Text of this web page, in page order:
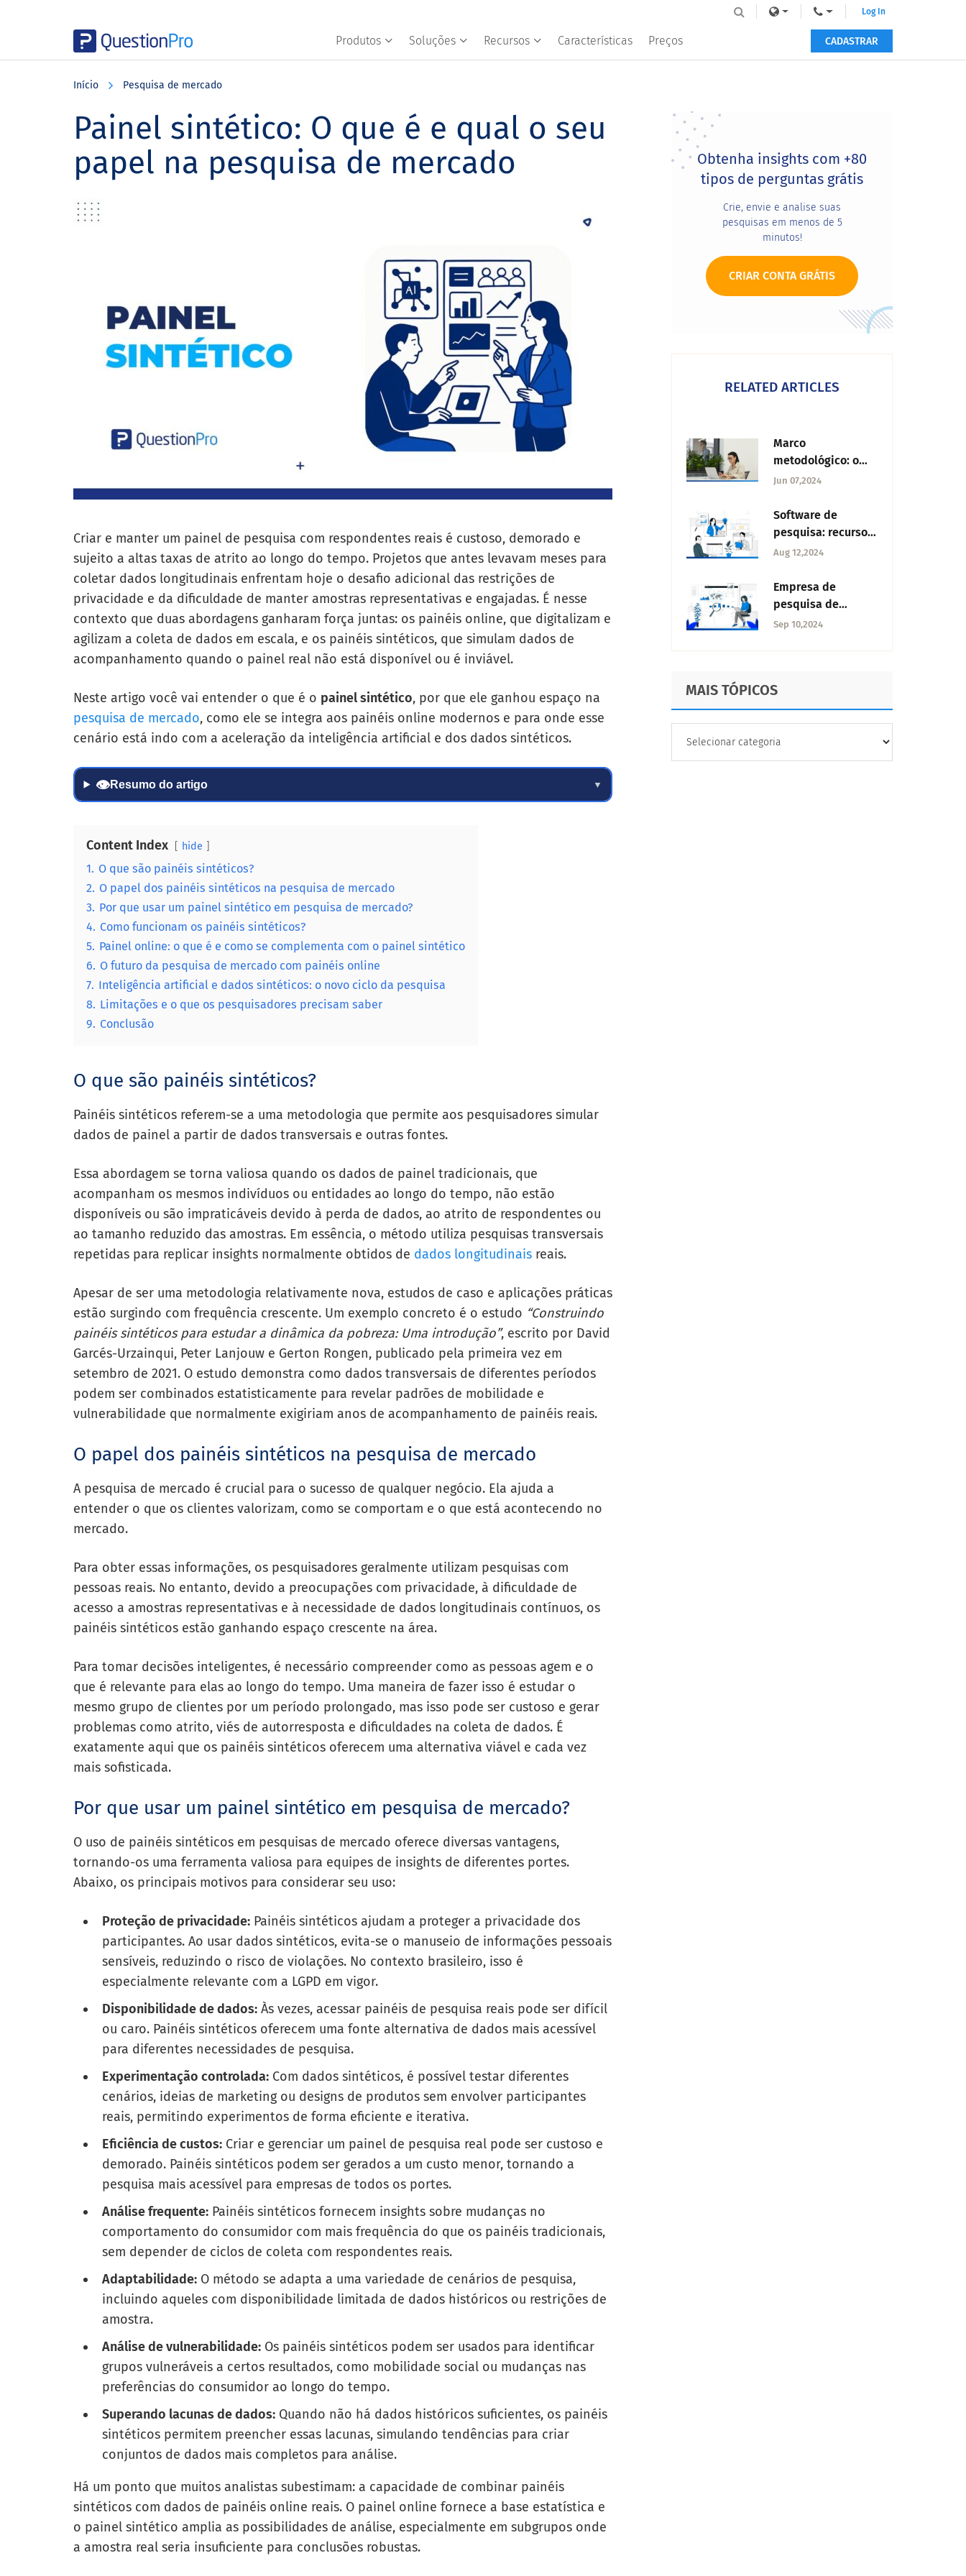
Produtos Soluções Recursos Características Preços
Log In
CADASTRAR
Início Pesquisa de mercado
Painel sintético: O que é e qual o seu
papel na pesquisa de mercado
Criar e manter um painel de pesquisa com respondentes reais é custoso, demorado e
sujeito a altas taxas de atrito ao longo do tempo. Projetos que antes levavam meses para
coletar dados longitudinais enfrentam hoje o desafio adicional das restrições de
privacidade e da dificuldade de manter amostras representativas e engajadas. É nesse
contexto que duas abordagens ganharam força juntas: os painéis online, que digitalizam e
agilizam a coleta de dados em escala, e os painéis sintéticos, que simulam dados de
acompanhamento quando o painel real não está disponível ou é inviável.
Neste artigo você vai entender o que é o painel sintético, por que ele ganhou espaço na
pesquisa de mercado, como ele se integra aos painéis online modernos e para onde esse
cenário está indo com a aceleração da inteligência artificial e dos dados sintéticos.
👁Resumo do artigo ▼
Content Index hide
1. O que são painéis sintéticos?
2. O papel dos painéis sintéticos na pesquisa de mercado
3. Por que usar um painel sintético em pesquisa de mercado?
4. Como funcionam os painéis sintéticos?
5. Painel online: o que é e como se complementa com o painel sintético
6. O futuro da pesquisa de mercado com painéis online
7. Inteligência artificial e dados sintéticos: o novo ciclo da pesquisa
8. Limitações e o que os pesquisadores precisam saber
9. Conclusão
O que são painéis sintéticos?
Painéis sintéticos referem-se a uma metodologia que permite aos pesquisadores simular
dados de painel a partir de dados transversais e outras fontes.
Essa abordagem se torna valiosa quando os dados de painel tradicionais, que
acompanham os mesmos indivíduos ou entidades ao longo do tempo, não estão
disponíveis ou são impraticáveis devido à perda de dados, ao atrito de respondentes ou
ao tamanho reduzido das amostras. Em essência, o método utiliza pesquisas transversais
repetidas para replicar insights normalmente obtidos de dados longitudinais reais.
Apesar de ser uma metodologia relativamente nova, estudos de caso e aplicações práticas
estão surgindo com frequência crescente. Um exemplo concreto é o estudo “Construindo
painéis sintéticos para estudar a dinâmica da pobreza: Uma introdução”, escrito por David
Garcés-Urzainqui, Peter Lanjouw e Gerton Rongen, publicado pela primeira vez em
setembro de 2021. O estudo demonstra como dados transversais de diferentes períodos
podem ser combinados estatisticamente para revelar padrões de mobilidade e
vulnerabilidade que normalmente exigiriam anos de acompanhamento de painéis reais.
O papel dos painéis sintéticos na pesquisa de mercado
A pesquisa de mercado é crucial para o sucesso de qualquer negócio. Ela ajuda a
entender o que os clientes valorizam, como se comportam e o que está acontecendo no
mercado.
Para obter essas informações, os pesquisadores geralmente utilizam pesquisas com
pessoas reais. No entanto, devido a preocupações com privacidade, à dificuldade de
acesso a amostras representativas e à necessidade de dados longitudinais contínuos, os
painéis sintéticos estão ganhando espaço crescente na área.
Para tomar decisões inteligentes, é necessário compreender como as pessoas agem e o
que é relevante para elas ao longo do tempo. Uma maneira de fazer isso é estudar o
mesmo grupo de clientes por um período prolongado, mas isso pode ser custoso e gerar
problemas como atrito, viés de autorresposta e dificuldades na coleta de dados. É
exatamente aqui que os painéis sintéticos oferecem uma alternativa viável e cada vez
mais sofisticada.
Por que usar um painel sintético em pesquisa de mercado?
O uso de painéis sintéticos em pesquisas de mercado oferece diversas vantagens,
tornando-os uma ferramenta valiosa para equipes de insights de diferentes portes.
Abaixo, os principais motivos para considerar seu uso:
Proteção de privacidade: Painéis sintéticos ajudam a proteger a privacidade dos
participantes. Ao usar dados sintéticos, evita-se o manuseio de informações pessoais
sensíveis, reduzindo o risco de violações. No contexto brasileiro, isso é
especialmente relevante com a LGPD em vigor.
Disponibilidade de dados: Às vezes, acessar painéis de pesquisa reais pode ser difícil
ou caro. Painéis sintéticos oferecem uma fonte alternativa de dados mais acessível
para diferentes necessidades de pesquisa.
Experimentação controlada: Com dados sintéticos, é possível testar diferentes
cenários, ideias de marketing ou designs de produtos sem envolver participantes
reais, permitindo experimentos de forma eficiente e iterativa.
Eficiência de custos: Criar e gerenciar um painel de pesquisa real pode ser custoso e
demorado. Painéis sintéticos podem ser gerados a um custo menor, tornando a
pesquisa mais acessível para empresas de todos os portes.
Análise frequente: Painéis sintéticos fornecem insights sobre mudanças no
comportamento do consumidor com mais frequência do que os painéis tradicionais,
sem depender de ciclos de coleta com respondentes reais.
Adaptabilidade: O método se adapta a uma variedade de cenários de pesquisa,
incluindo aqueles com disponibilidade limitada de dados históricos ou restrições de
amostra.
Análise de vulnerabilidade: Os painéis sintéticos podem ser usados para identificar
grupos vulneráveis a certos resultados, como mobilidade social ou mudanças nas
preferências do consumidor ao longo do tempo.
Superando lacunas de dados: Quando não há dados históricos suficientes, os painéis
sintéticos permitem preencher essas lacunas, simulando tendências para criar
conjuntos de dados mais completos para análise.
Há um ponto que muitos analistas subestimam: a capacidade de combinar painéis
sintéticos com dados de painéis online reais. O painel online fornece a base estatística e
o painel sintético amplia as possibilidades de análise, especialmente em subgrupos onde
a amostra real seria insuficiente para conclusões robustas.
Primary
Sidebar
Obtenha insights com +80
tipos de perguntas grátis
Crie, envie e analise suas
pesquisas em menos de 5
minutos!
CRIAR CONTA GRÁTIS
RELATED ARTICLES
Marco
metodológico: o
que é e como
Jun 07,2024
Software de
pesquisa: recursos
e exemplos
Aug 12,2024
Empresa de
pesquisa de
mercado: conheça
Sep 10,2024
MAIS TÓPICOS
TÓPICOS